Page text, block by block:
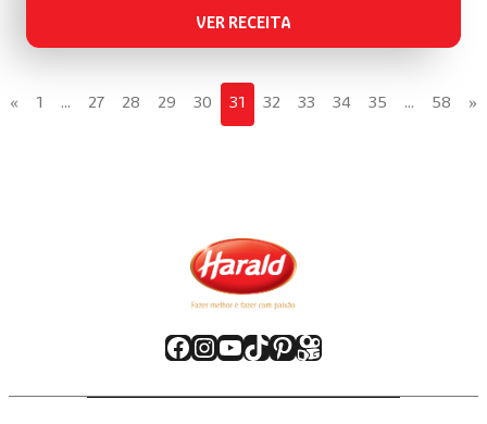
VER RECEITA
« 1 … 27 28 29 30 31 32 33 34 35 … 58 »
Facebook
Instagram
Youtube
TikTok
Pinterest
Kwai